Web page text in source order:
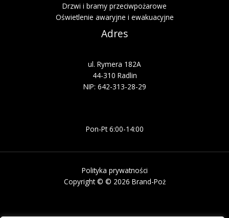
Drzwi i bramy przeciwpożarowe
Oświetlenie awaryjne i ewakuacyjne
Adres
ul. Rymera 182A
44-310 Radlin
NIP: 642-313-28-29
Pon-Pt 6:00-14:00
Polityka prywatności
Copyright © © 2026 Brand-Poż